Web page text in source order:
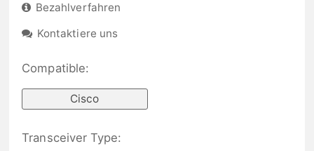
Bezahlverfahren
Kontaktiere uns
Compatible:
Cisco
Transceiver Type: